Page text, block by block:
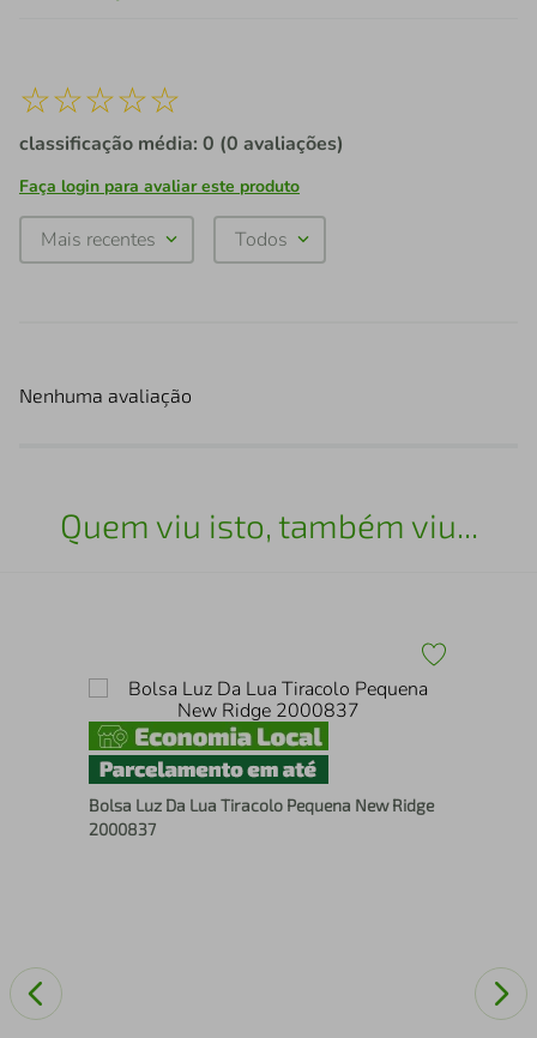
☆☆☆☆☆
classificação média: 0 (0 avaliações)
Faça login para avaliar este produto
Mais recentes Todos
Nenhuma avaliação
Quem viu isto, também viu...
Bolsa Luz Da Lua Tiracolo Pequena New Ridge
2000837